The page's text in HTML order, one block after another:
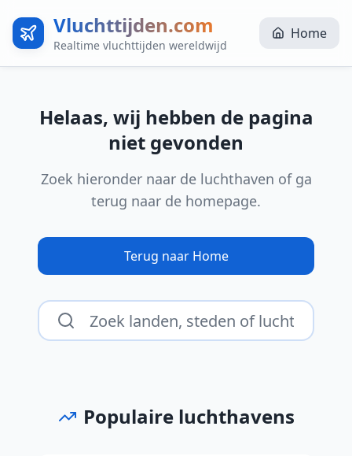
Vluchttijden.com
Realtime vluchttijden wereldwijd
Home
Helaas, wij hebben de pagina
niet gevonden
Zoek hieronder naar de luchthaven of ga
terug naar de homepage.
Terug naar Home
Populaire luchthavens